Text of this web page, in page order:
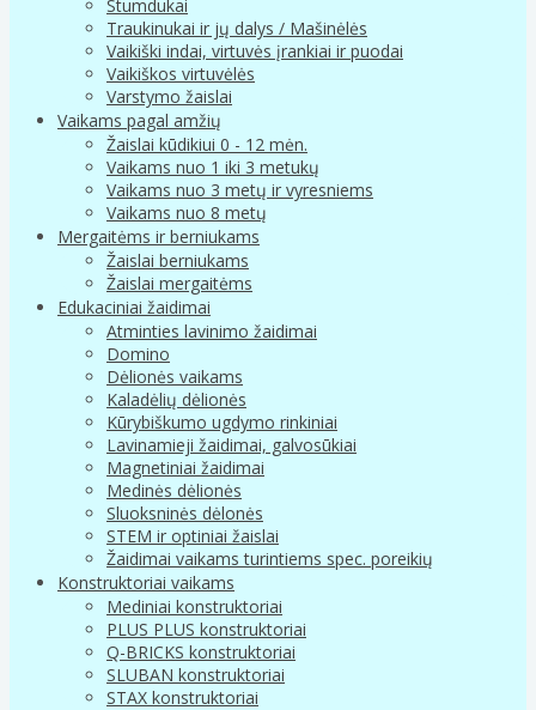
Stumdukai
Traukinukai ir jų dalys / Mašinėlės
Vaikiški indai, virtuvės įrankiai ir puodai
Vaikiškos virtuvėlės
Varstymo žaislai
Vaikams pagal amžių
Žaislai kūdikiui 0 - 12 mėn.
Vaikams nuo 1 iki 3 metukų
Vaikams nuo 3 metų ir vyresniems
Vaikams nuo 8 metų
Mergaitėms ir berniukams
Žaislai berniukams
Žaislai mergaitėms
Edukaciniai žaidimai
Atminties lavinimo žaidimai
Domino
Dėlionės vaikams
Kaladėlių dėlionės
Kūrybiškumo ugdymo rinkiniai
Lavinamieji žaidimai, galvosūkiai
Magnetiniai žaidimai
Medinės dėlionės
Sluoksninės dėlonės
STEM ir optiniai žaislai
Žaidimai vaikams turintiems spec. poreikių
Konstruktoriai vaikams
Mediniai konstruktoriai
PLUS PLUS konstruktoriai
Q-BRICKS konstruktoriai
SLUBAN konstruktoriai
STAX konstruktoriai